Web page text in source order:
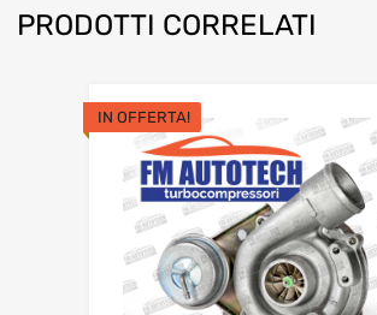
PRODOTTI CORRELATI
IN OFFERTA!